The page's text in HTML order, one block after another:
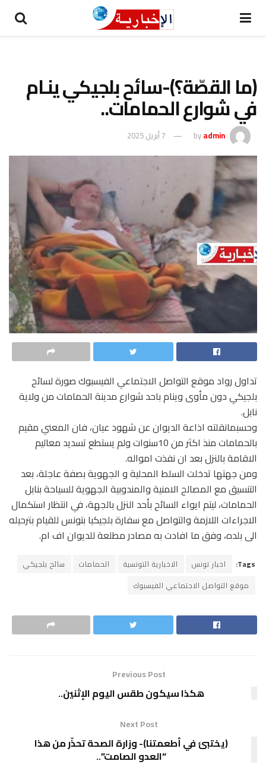
(ما القصّة؟)-سائح بلجيكي ينـام
في شوارع الحمامات..
byadmin 7 أبريل 2025
تداول رواد موقع التواصل الاجتماعي الفيسبوك صورة لسائح
بلجيكي دون مأوى وينام باحد شوارع مدينة الحمامات من ولاية
نابل.
وحسبمانقلته اذاعة الديوان عن شهود عيان، فان المعني مقيم
بالحمامات منذ اكثر من 10سنوات ولم يستطع تسديد معاليم
الاقامة بالنزل بعد ان نفذت امواله.
ومن جهتها تدخلت السلط المحلية و الجهوية بصفة عاجلة، بعد
التنسيق مع المصالح الامنية والمندوبية الجهوية للسياحة بنابل
الحمامات، ليتم ايواء السائح بأحد النزل بالجهة، في انتظار استكمال
الاجراءات اللازمة والتواصل مع سفارة بلجيكيا بتونس للقيام بترحيله
الى بلده، وفق ما افادت به مصادر مطلعة للديوان اف ام.
Tags: اخبار تونس الاخبارية التونسية الحمامات
سائح بلجيكي
موقع التواصل الاجتماعي الفيسبوك
Previous Post
هكذا سيكون طقس اليوم الإثنين..
Next Post
(يختبئ في أطعمتنا)- وزارة الصحة تحذّر من هذا
“العدو الصامت”..